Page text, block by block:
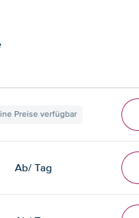
Preise verfügbar
Ab/ Tag